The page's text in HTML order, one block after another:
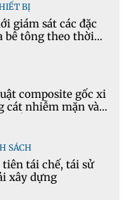
BỊ
giám sát các đặc
bê tông theo thời
composite gốc xi
cát nhiễm mặn và
SÁCH
tiên tái chế, tái sử
xây dựng